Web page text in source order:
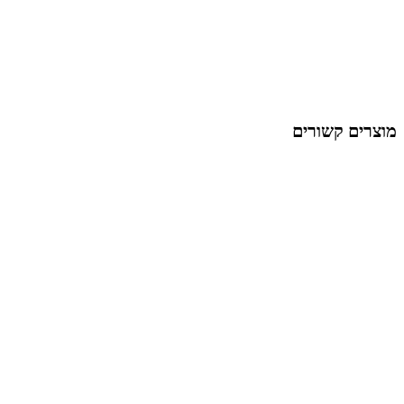
מוצרים קשורים